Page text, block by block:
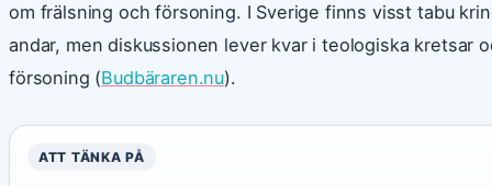
om frälsning och försoning. I Sverige finns visst tabu
andar, men diskussionen lever kvar i teologiska kretsar
försoning (Budbäraren.nu).
ATT TÄNKA PÅ